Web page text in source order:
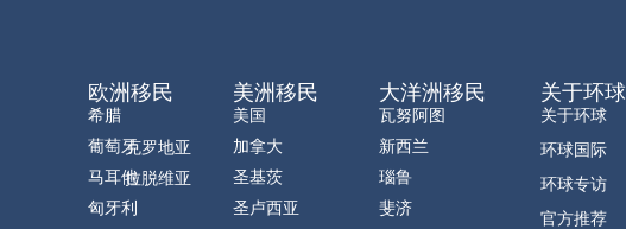
欧洲移民
希腊
葡萄牙
马耳他
匈牙利
克罗地亚
拉脱维亚
美洲移民
美国
加拿大
圣基茨
圣卢西亚
大洋洲移民
瓦努阿图
新西兰
瑙鲁
斐济
关于环球
关于环球
环球国际
环球专访
官方推荐